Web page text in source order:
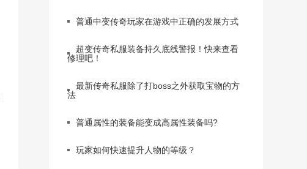
普通中变传奇玩家在游戏中正确的发展方式
超变传奇私服装备持久底线警报！快来查看
修理吧！
最新传奇私服除了打boss之外获取宝物的方
法
普通属性的装备能变成高属性装备吗?
玩家如何快速提升人物的等级？